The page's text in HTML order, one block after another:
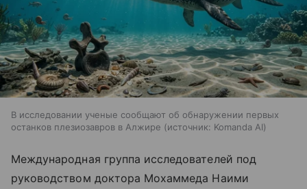
В исследовании ученые сообщают об обнаружении первых
останков плезиозавров в Алжире
источник: Komanda AI
Международная группа исследователей под
руководством доктора Мохаммеда Наими